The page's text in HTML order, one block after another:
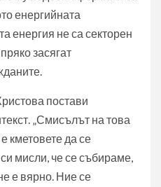
енергийната
енергия не са секторен
засягат
постави
„Смисълът на това
кметовете да се
мисли, че се събираме,
е вярно. Ние се